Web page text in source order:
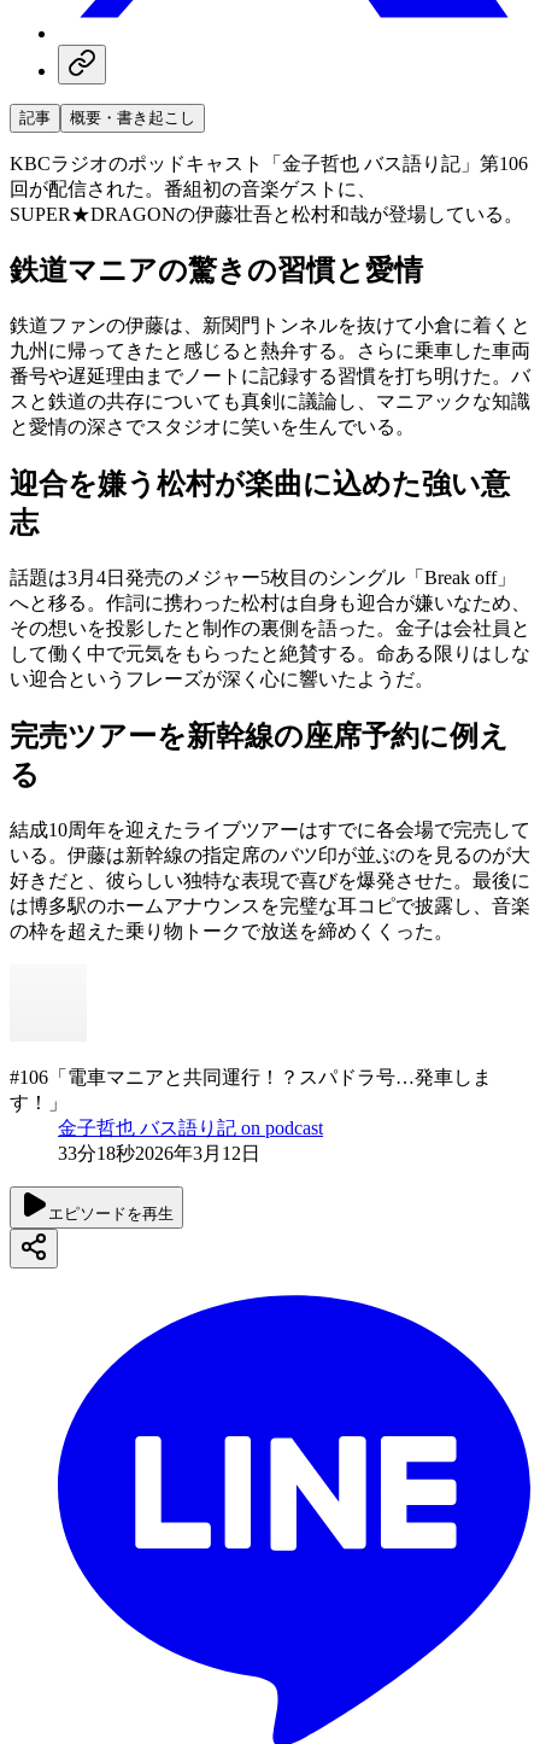
記事 概要・書き起こし
KBCラジオのポッドキャスト「金子哲也 バス語り記」第106
回が配信された。番組初の音楽ゲストに、
SUPER★DRAGONの伊藤壮吾と松村和哉が登場している。
鉄道マニアの驚きの習慣と愛情
鉄道ファンの伊藤は、新関門トンネルを抜けて小倉に着くと
九州に帰ってきたと感じると熱弁する。さらに乗車した車両
番号や遅延理由までノートに記録する習慣を打ち明けた。バ
スと鉄道の共存についても真剣に議論し、マニアックな知識
と愛情の深さでスタジオに笑いを生んでいる。
迎合を嫌う松村が楽曲に込めた強い意
志
話題は3月4日発売のメジャー5枚目のシングル「Break off」
へと移る。作詞に携わった松村は自身も迎合が嫌いなため、
その想いを投影したと制作の裏側を語った。金子は会社員と
して働く中で元気をもらったと絶賛する。命ある限りはしな
い迎合というフレーズが深く心に響いたようだ。
完売ツアーを新幹線の座席予約に例え
る
結成10周年を迎えたライブツアーはすでに各会場で完売して
いる。伊藤は新幹線の指定席のバツ印が並ぶのを見るのが大
好きだと、彼らしい独特な表現で喜びを爆発させた。最後に
は博多駅のホームアナウンスを完璧な耳コピで披露し、音楽
の枠を超えた乗り物トークで放送を締めくくった。
#106「電車マニアと共同運行！？スパドラ号…発車しま
す！」
金子哲也 バス語り記 on podcast
33分18秒2026年3月12日
エピソードを再生